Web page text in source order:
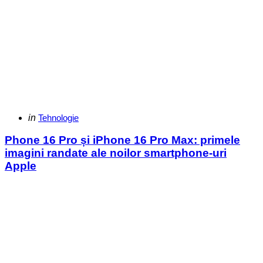
Categories
Posted
in Tehnologie
Phone 16 Pro și iPhone 16 Pro Max: primele
imagini randate ale noilor smartphone-uri
Apple